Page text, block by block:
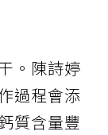
。陳詩婷
過程會添
質含量豐